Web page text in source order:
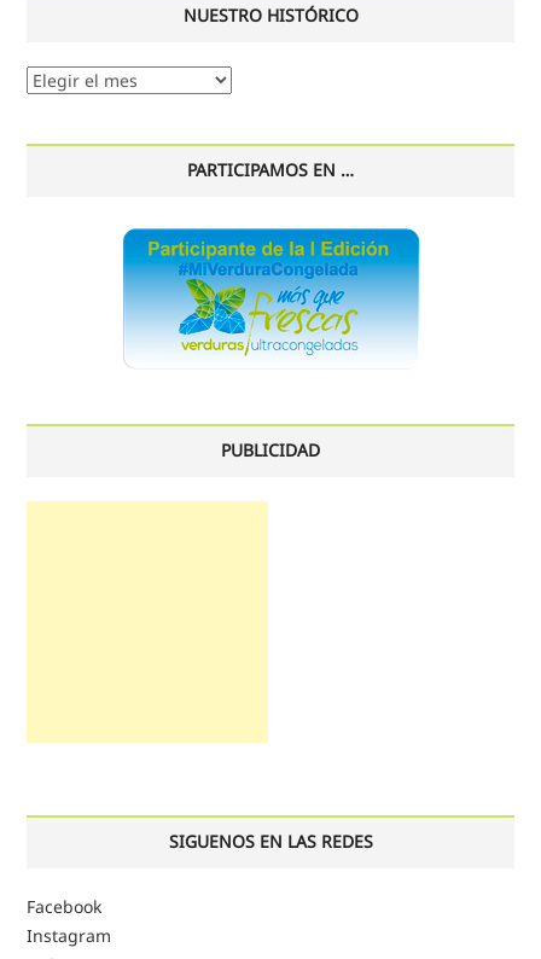
NUESTRO HISTÓRICO
Nuestro
PARTICIPAMOS EN …
PUBLICIDAD
SIGUENOS EN LAS REDES
Facebook
Instagram